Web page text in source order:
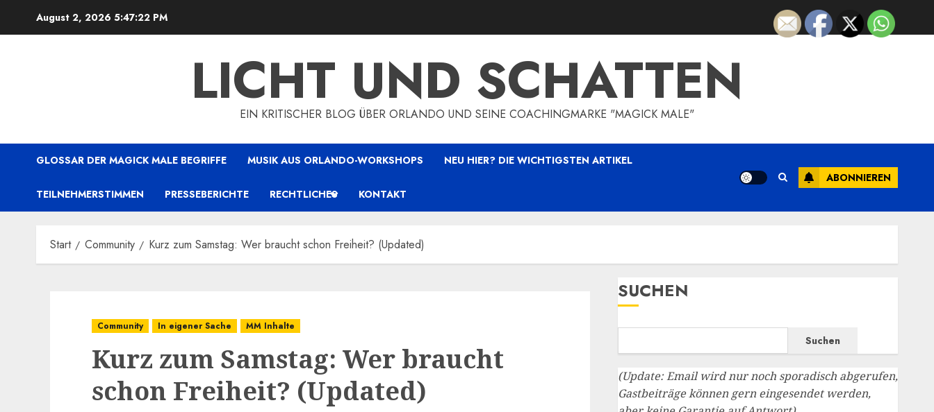
August 2, 2026 5:47:23 PM
LICHT UND SCHATTEN
EIN KRITISCHER BLOG ÜBER ORLANDO UND SEINE COACHINGMARKE "MAGICK MALE"
GLOSSAR DER MAGICK MALE BEGRIFFE MUSIK AUS ORLANDO-WORKSHOPS NEU HIER? DIE WICHTIGSTEN ARTIKEL
TEILNEHMERSTIMMEN PRESSEBERICHTE RECHTLICHES KONTAKT
ABONNIEREN
Start Community Kurz zum Samstag: Wer braucht schon Freiheit? (Updated)
Community In eigener Sache MM Inhalte
Kurz zum Samstag: Wer braucht
schon Freiheit? (Updated)
SUCHEN
Suchen
(Update: Email wird nur noch sporadisch abgerufen,
Gastbeiträge können gern eingesendet werden,